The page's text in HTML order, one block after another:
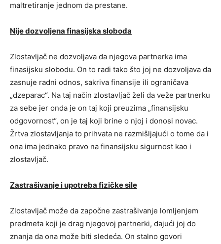
maltretiranje jednom da prestane.
Nije dozvoljena finasijska sloboda
Zlostavljač ne dozvoljava da njegova partnerka ima
finasijsku slobodu. On to radi tako što joj ne dozvoljava da
zasnuje radni odnos, sakriva finansije ili ograničava
„dzeparac“. Na taj način zlostavljač želi da veže partnerku
za sebe jer onda je on taj koji preuzima „finansijsku
odgovornost“, on je taj koji brine o njoj i donosi novac.
Žrtva zlostavljanja to prihvata ne razmišljajući o tome da i
ona ima jednako pravo na finansijsku sigurnost kao i
zlostavljač.
Zastrašivanje i upotreba fizičke sile
Zlostavljač može da započne zastrašivanje lomljenjem
predmeta koji je drag njegovoj partnerki, dajući joj do
znanja da ona može biti sledeća. On stalno govori